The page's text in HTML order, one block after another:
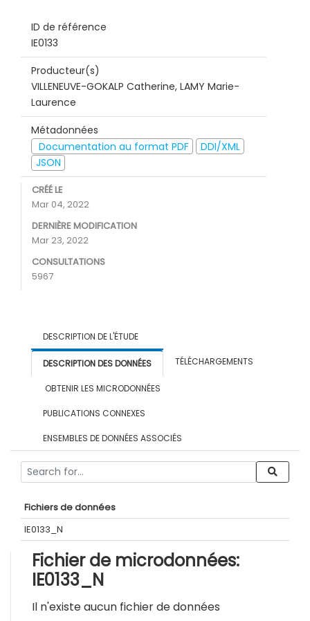
ID de référence
IE0133
Producteur(s)
VILLENEUVE-GOKALP Catherine, LAMY Marie-
Laurence
Métadonnées
Documentation au format PDF
DDI/XML
JSON
CRÉÉ LE
Mar 04, 2022
DERNIÈRE MODIFICATION
Mar 23, 2022
CONSULTATIONS
5967
DESCRIPTION DE L'ÉTUDE
DESCRIPTION DES DONNÉES TÉLÉCHARGEMENTS
OBTENIR LES MICRODONNÉES
PUBLICATIONS CONNEXES
ENSEMBLES DE DONNÉES ASSOCIÉS
Fichiers de données
IE0133_N
Fichier de microdonnées:
IE0133_N
Il n'existe aucun fichier de données